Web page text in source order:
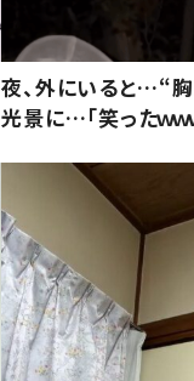
夜、外にいると…“
光景に…「笑ったｗｗ